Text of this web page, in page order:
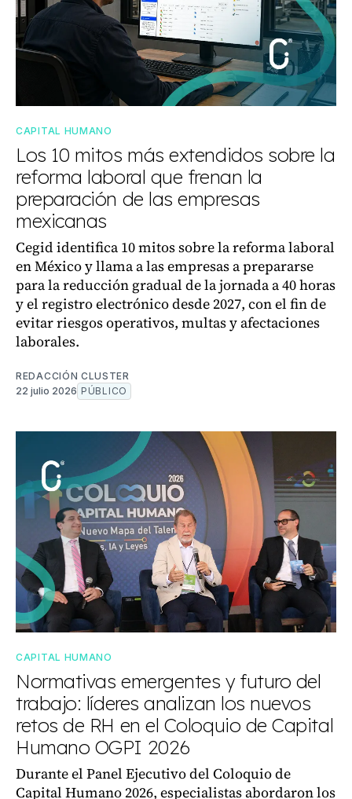
CAPITAL HUMANO
Los 10 mitos más extendidos sobre la
reforma laboral que frenan la
preparación de las empresas
mexicanas
Cegid identifica 10 mitos sobre la reforma laboral
en México y llama a las empresas a prepararse
para la reducción gradual de la jornada a 40 horas
y el registro electrónico desde 2027, con el fin de
evitar riesgos operativos, multas y afectaciones
laborales.
REDACCIÓN CLUSTER
22 julio 2026 PÚBLICO
CAPITAL HUMANO
Normativas emergentes y futuro del
trabajo: líderes analizan los nuevos
retos de RH en el Coloquio de Capital
Humano OGPI 2026
Durante el Panel Ejecutivo del Coloquio de
Capital Humano 2026, especialistas abordaron los